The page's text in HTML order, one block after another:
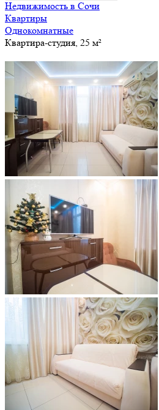
Недвижимость в Сочи
Квартиры
Однокомнатные
Квартира-студия, 25 м²